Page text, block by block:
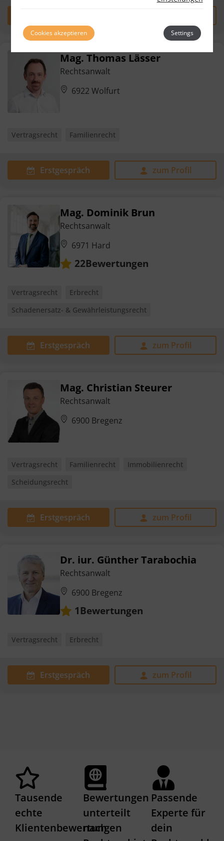
Mag. Thomas Lässer
Rechtsanwalt
6922 Wolfurt
Vertragsrecht Familienrecht
Erstgespräch zum Profil
Mag. Dominik Brun
Rechtsanwalt
6971 Hard
22Bewertungen
Vertragsrecht
Erbrecht
Schadenersatz- & Gewährleistungsrecht
Erstgespräch zum Profil
Mag. Christian Steurer
Rechtsanwalt
6900 Bregenz
Vertragsrecht Familienrecht
Immobilienrecht
Scheidungsrecht
Erstgespräch zum Profil
Dr. iur. Günther Tarabochia
Rechtsanwalt
6900 Bregenz
1Bewertungen
Vertragsrecht Erbrecht
Erstgespräch zum Profil
Tausende
echte
Klientenbewertungen
Bewertungen
unterteilt
nach
Passende
Experte für
dein
Cookies akzeptieren Settings